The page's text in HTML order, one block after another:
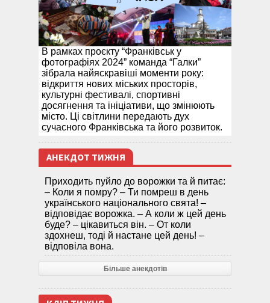
В рамках проєкту “Франківськ у
фотографіях 2024” команда “Галки”
зібрала найяскравіші моменти року:
відкриття нових міських просторів,
культурні фестивалі, спортивні
досягнення та ініціативи, що змінюють
місто. Ці світлини передають дух
сучасного Франківська та його розвиток.
АНЕКДОТ ТИЖНЯ
Приходить пуйло до ворожки та й питає:
– Коли я помру? – Ти помреш в день
українського національного свята! –
відповідає ворожка. – А коли ж цей день
буде? – цікавиться він. – От коли
здохнеш, тоді й настане цей день! –
відповіла вона.
Більше анекдотів